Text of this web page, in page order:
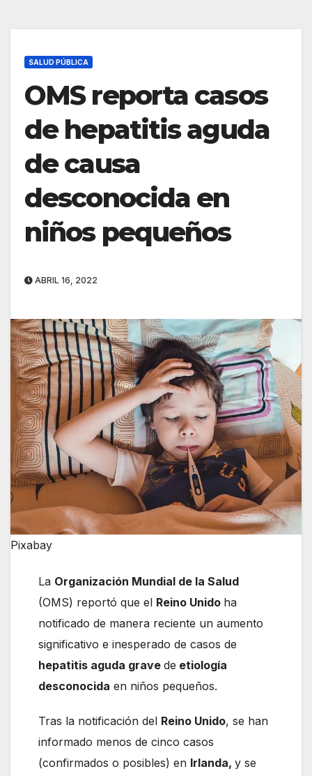
SALUD PÚBLICA
OMS reporta casos
de hepatitis aguda
de causa
desconocida en
niños pequeños
ABRIL 16, 2022
Pixabay
La Organización Mundial de la Salud
(OMS) reportó que el Reino Unido ha
notificado de manera reciente un aumento
significativo e inesperado de casos de
hepatitis aguda grave de etiología
desconocida en niños pequeños.
Tras la notificación del Reino Unido, se han
informado menos de cinco casos
(confirmados o posibles) en Irlanda, y se